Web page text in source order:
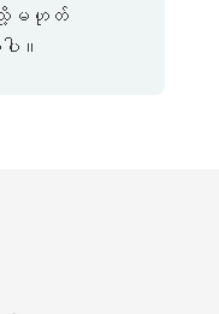
သို့မဟုတ်
ါ။